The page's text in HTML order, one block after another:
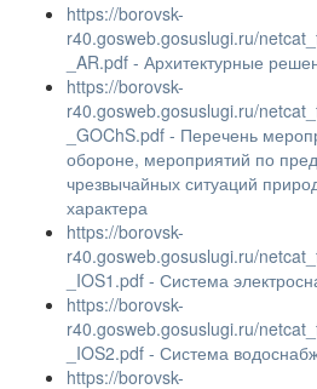
https://borovsk-
r40.gosweb.gosuslugi.ru/
_AR.pdf - Архитектурные
https://borovsk-
r40.gosweb.gosuslugi.ru/
_GOChS.pdf - Перечень
обороне, мероприятий по
чрезвычайных ситуаций
характера
https://borovsk-
r40.gosweb.gosuslugi.ru/
_IOS1.pdf - Система
https://borovsk-
r40.gosweb.gosuslugi.ru/
_IOS2.pdf - Система
https://borovsk-